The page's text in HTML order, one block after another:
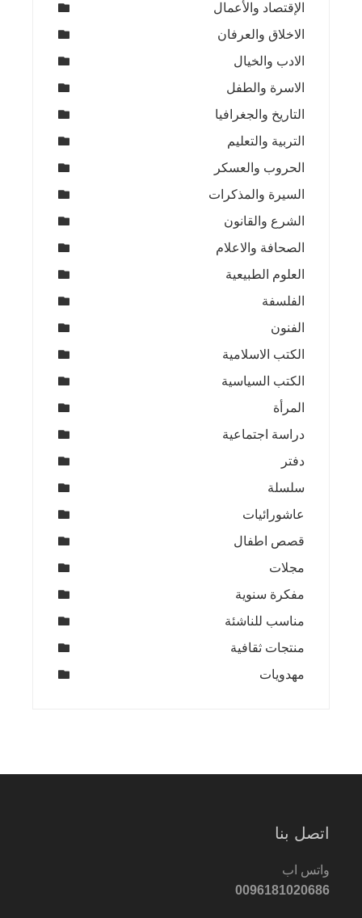
الإقتصاد والأعمال
الاخلاق والعرفان
الادب والخيال
الاسرة والطفل
التاريخ والجغرافيا
التربية والتعليم
الحروب والعسكر
السيرة والمذكرات
الشرع والقانون
الصحافة والاعلام
العلوم الطبيعية
الفلسفة
الفنون
الكتب الاسلامية
الكتب السياسية
المرأة
دراسة اجتماعية
دفتر
سلسلة
عاشورائيات
قصص اطفال
مجلات
مفكرة سنوية
مناسب للناشئة
منتجات ثقافية
مهدويات
اتصل بنا
واتس اب
0096181020686